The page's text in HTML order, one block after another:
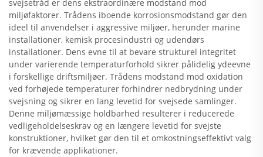
svejsetråd er dens ekstraordinære modstand mod
miljøfaktorer. Trådens iboende korrosionsmodstand gør den
ideel til anvendelser i aggressive miljøer, herunder marine
installationer, kemisk procesindustri og udendørs
installationer. Dens evne til at bevare strukturel integritet
under varierende temperaturforhold sikrer pålidelig ydeevne
i forskellige driftsmiljøer. Trådens modstand mod oxidation
ved forhøjede temperaturer forhindrer nedbrydning under
svejsning og sikrer en lang levetid for svejsede samlinger.
Denne miljømæssige holdbarhed resulterer i reducerede
vedligeholdelseskrav og en længere levetid for svejste
konstruktioner, hvilket gør den til et omkostningseffektivt valg
for krævende applikationer.